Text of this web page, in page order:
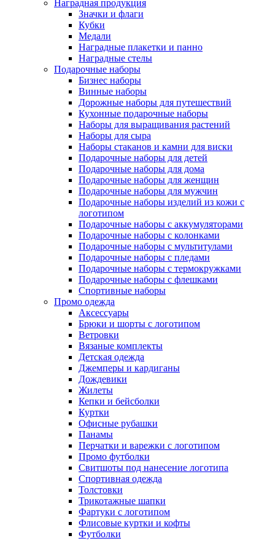
Наградная продукция
Значки и флаги
Кубки
Медали
Наградные плакетки и панно
Наградные стелы
Подарочные наборы
Бизнес наборы
Винные наборы
Дорожные наборы для путешествий
Кухонные подарочные наборы
Наборы для выращивания растений
Наборы для сыра
Наборы стаканов и камни для виски
Подарочные наборы для детей
Подарочные наборы для дома
Подарочные наборы для женщин
Подарочные наборы для мужчин
Подарочные наборы изделий из кожи с
логотипом
Подарочные наборы с аккумуляторами
Подарочные наборы с колонками
Подарочные наборы с мультитулами
Подарочные наборы с пледами
Подарочные наборы с термокружками
Подарочные наборы с флешками
Спортивные наборы
Промо одежда
Аксессуары
Брюки и шорты с логотипом
Ветровки
Вязаные комплекты
Детская одежда
Джемперы и кардиганы
Дождевики
Жилеты
Кепки и бейсболки
Куртки
Офисные рубашки
Панамы
Перчатки и варежки с логотипом
Промо футболки
Свитшоты под нанесение логотипа
Спортивная одежда
Толстовки
Трикотажные шапки
Фартуки с логотипом
Флисовые куртки и кофты
Футболки